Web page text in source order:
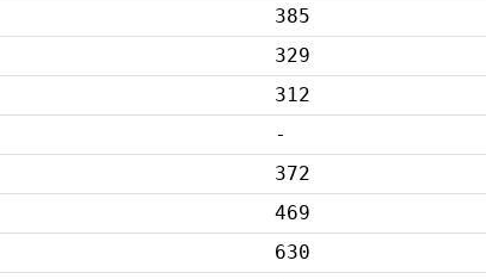
385
329
312
-
372
469
630